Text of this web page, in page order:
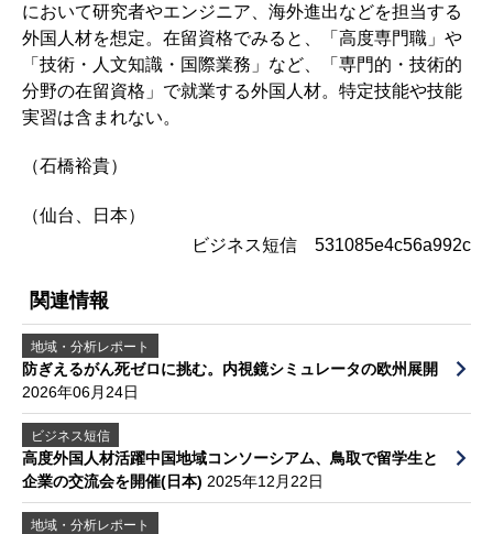
において研究者やエンジニア、海外進出などを担当する
外国人材を想定。在留資格でみると、「高度専門職」や
「技術・人文知識・国際業務」など、「専門的・技術的
分野の在留資格」で就業する外国人材。特定技能や技能
実習は含まれない。
（石橋裕貴）
（仙台、日本）
ビジネス短信 531085e4c56a992c
関連情報
地域・分析レポート
防ぎえるがん死ゼロに挑む。内視鏡シミュレータの欧州展開
2026年06月24日
ビジネス短信
高度外国人材活躍中国地域コンソーシアム、鳥取で留学生と
企業の交流会を開催(日本) 2025年12月22日
地域・分析レポート